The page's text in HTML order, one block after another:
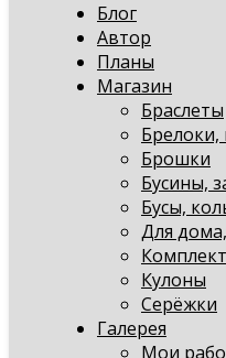
Блог
Автор
Планы
Магазин
Браслеты
Брелоки,
Брошки
Бусины,
Бусы,
Для
Кулоны
Серёжки
Галерея
Мои